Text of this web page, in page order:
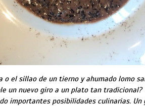
o el sillao de un tierno y ahumado lomo
un nuevo giro a un plato tan
importantes posibilidades culinarias.